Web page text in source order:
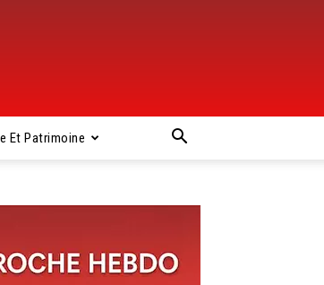
Et Patrimoine